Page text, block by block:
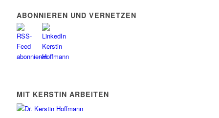
ABONNIEREN UND VERNETZEN
MIT KERSTIN ARBEITEN